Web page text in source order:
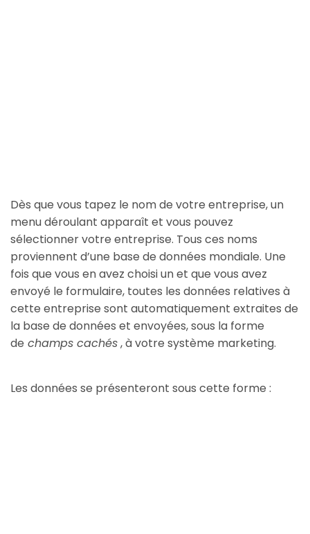
Dès que vous tapez le nom de votre entreprise, un
menu déroulant apparaît et vous pouvez
sélectionner votre entreprise. Tous ces noms
proviennent d’une base de données mondiale. Une
fois que vous en avez choisi un et que vous avez
envoyé le formulaire, toutes les données relatives à
cette entreprise sont automatiquement extraites de
la base de données et envoyées, sous la forme
de champs cachés, à votre système marketing.
Les données se présenteront sous cette forme :